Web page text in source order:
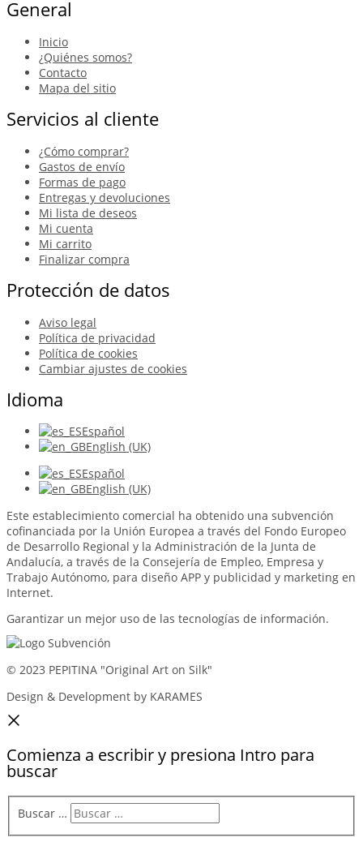
General
Inicio
¿Quiénes somos?
Contacto
Mapa del sitio
Servicios al cliente
¿Cómo comprar?
Gastos de envío
Formas de pago
Entregas y devoluciones
Mi lista de deseos
Mi cuenta
Mi carrito
Finalizar compra
Protección de datos
Aviso legal
Política de privacidad
Política de cookies
Cambiar ajustes de cookies
Idioma
Español
English (UK)
Español
English (UK)
Este establecimiento comercial ha obtenido una subvención
cofinanciada por la Unión Europea a través del Fondo Europeo
de Desarrollo Regional y la Administración de la Junta de
Andalucía, a través de la Consejería de Empleo, Empresa y
Trabajo Autónomo, para diseño APP y publicidad y marketing en
Internet.
Garantizar un mejor uso de las tecnologías de información.
© 2023 PEPITINA "Original Art on Silk"
Design & Development by KARAMES
Comienza a escribir y presiona Intro para
buscar
Buscar …